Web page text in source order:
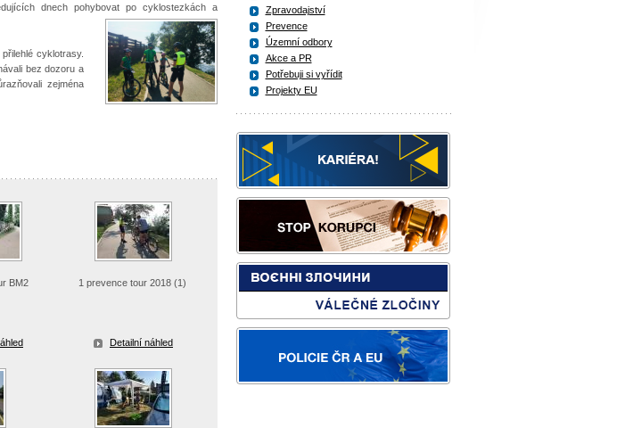
dnech pohybovat po cyklostezkách a
cyklotrasy.
bez dozoru a
zejména
BM2 1 prevence tour 2018 (1)
Detailní náhled
Zpravodajství
Prevence
Územní odbory
Akce a PR
Potřebuji si vyřídit
Projekty EU